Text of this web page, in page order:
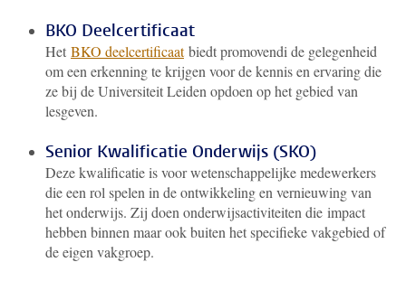
BKO Deelcertificaat
Het BKO deelcertificaatbiedt promovendi de gelegenheid
om een erkenning te krijgen voor de kennis en ervaring die
ze bij de Universiteit Leiden opdoen op het gebied van
lesgeven.
Senior Kwalificatie Onderwijs (SKO)
Deze kwalificatie is voor wetenschappelijke medewerkers
die een rol spelen in de ontwikkeling en vernieuwing van
het onderwijs. Zij doen onderwijsactiviteiten die impact
hebben binnen maar ook buiten het specifieke vakgebied of
de eigen vakgroep.